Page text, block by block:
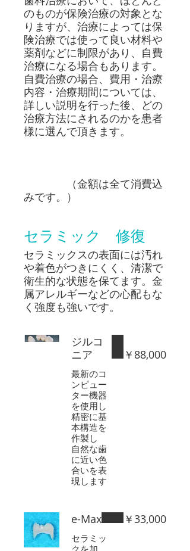
のものが保険治療の対象とな
りますが、治療によっては保
険治療では使って良い材料や
薬剤などに制限があり、自費
治療になる場合もあります。
自費治療の場合、費用・治療
内容・治療期間については、
詳しい説明を行った後、どの
治療方法にされるのかを患者
様に選んで頂きます。
（金額は全て消費込
みです。）
セラミック 修復
セラミックスの表面には汚れ
や着色がつきにくく、清潔で
衛生的な状態を保てます。金
属アレルギーなどの心配もな
く強度も強いです。
ジルコ
ニア
最新のコ
ンピュー
ター機器
を使用し
精密に基
本構造を
作製し
自然な歯
に近い色
合いを表
現します
￥88,000
e-Max
セラミッ
クを加
￥33,000